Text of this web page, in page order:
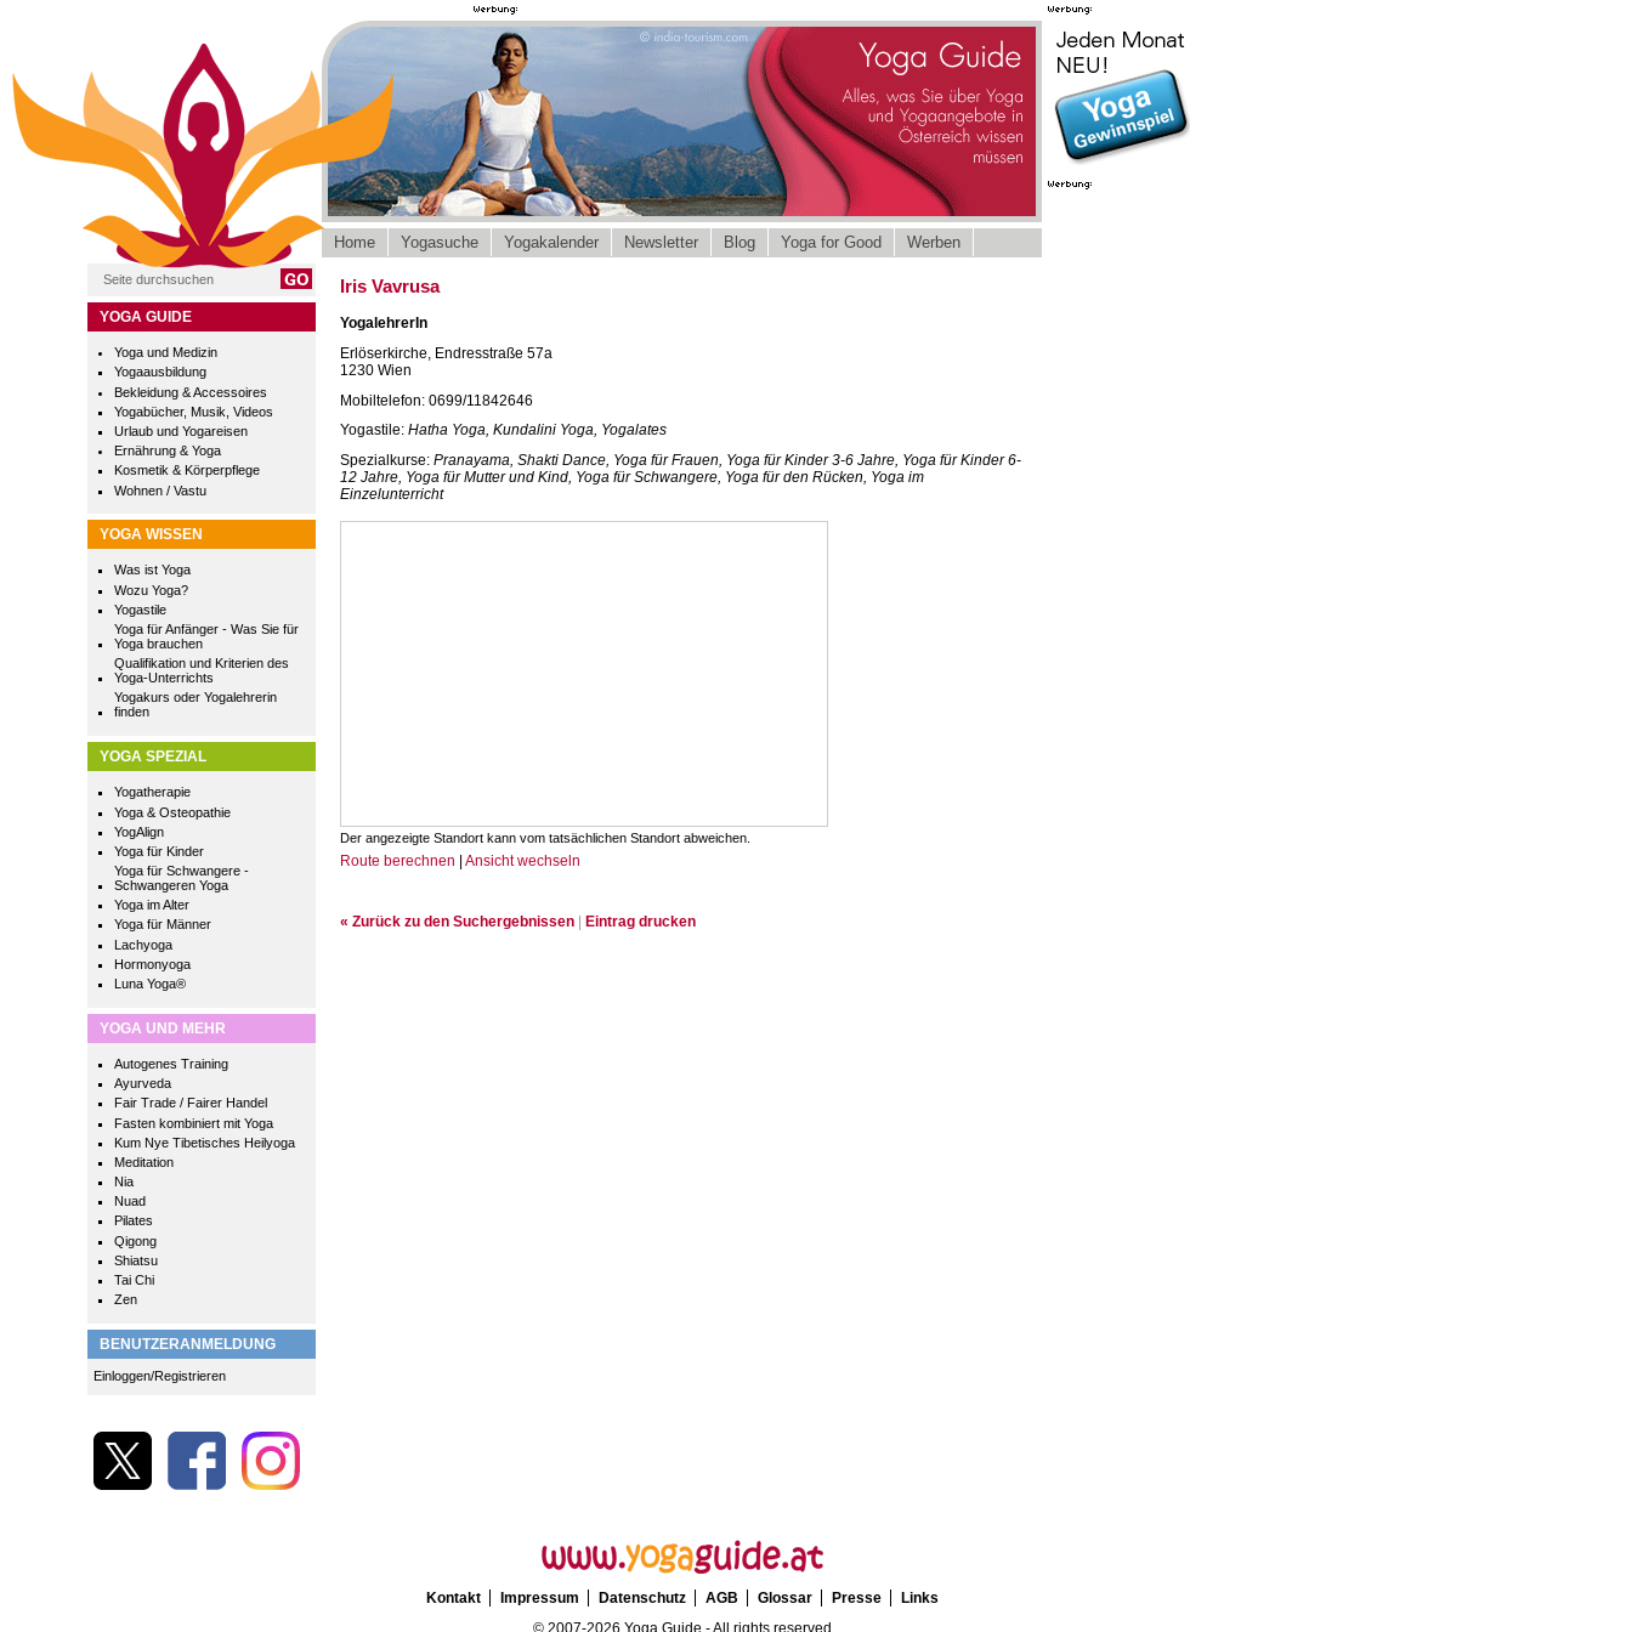
YOGA GUIDE
Yoga und Medizin
Yogaausbildung
Bekleidung & Accessoires
Yogabücher, Musik, Videos
Urlaub und Yogareisen
Ernährung & Yoga
Kosmetik & Körperpflege
Wohnen / Vastu
YOGA WISSEN
Was ist Yoga
Wozu Yoga?
Yogastile
Yoga für Anfänger - Was Sie für
Yoga brauchen
Qualifikation und Kriterien des
Yoga-Unterrichts
Yogakurs oder Yogalehrerin
finden
YOGA SPEZIAL
Yogatherapie
Yoga & Osteopathie
YogAlign
Yoga für Kinder
Yoga für Schwangere -
Schwangeren Yoga
Yoga im Alter
Yoga für Männer
Lachyoga
Hormonyoga
Luna Yoga®
YOGA UND MEHR
Autogenes Training
Ayurveda
Fair Trade / Fairer Handel
Fasten kombiniert mit Yoga
Kum Nye Tibetisches Heilyoga
Meditation
Nia
Nuad
Pilates
Qigong
Shiatsu
Tai Chi
Zen
BENUTZERANMELDUNG
Einloggen/Registrieren
Home Yogasuche Yogakalender Newsletter Blog Yoga for Good Werben
Iris Vavrusa
YogalehrerIn
Erlöserkirche, Endresstraße 57a
1230 Wien
Mobiltelefon: 0699/11842646
Yogastile: Hatha Yoga, Kundalini Yoga, Yogalates
Spezialkurse: Pranayama, Shakti Dance, Yoga für Frauen, Yoga für Kinder 3-6 Jahre, Yoga für Kinder 6-
12 Jahre, Yoga für Mutter und Kind, Yoga für Schwangere, Yoga für den Rücken, Yoga im
Einzelunterricht
Der angezeigte Standort kann vom tatsächlichen Standort abweichen.
Route berechnen | Ansicht wechseln
« Zurück zu den Suchergebnissen | Eintrag drucken
Kontakt Impressum Datenschutz AGB Glossar Presse
Links
© 2007-2026 Yoga Guide - All rights reserved